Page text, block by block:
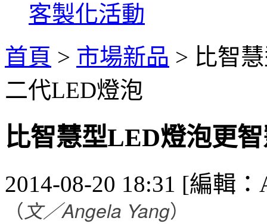
客製化活動
首頁 > 市場新品 > 比智
二代LED燈泡
比智慧型LED燈泡更
2014-08-20 18:31 [編輯：
（文／Angela Yang）